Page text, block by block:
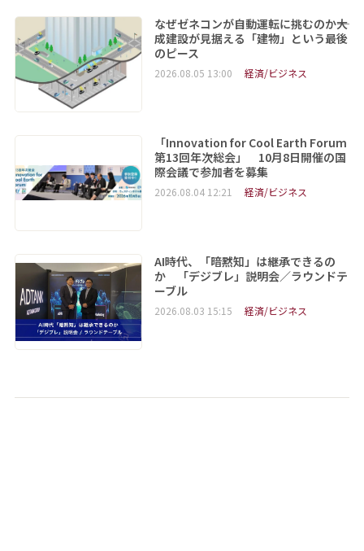
なぜゼネコンが自動運転に挑むのか――大
成建設が見据える「建物」という最後
のピース
2026.08.05 13:00 経済/ビジネス
「Innovation for Cool Earth Forum
第13回年次総会」 10月8日開催の国
際会議で参加者を募集
2026.08.04 12:21 経済/ビジネス
AI時代、「暗黙知」は継承できるの
か 「デジブレ」説明会／ラウンドテ
ーブル
2026.08.03 15:15 経済/ビジネス